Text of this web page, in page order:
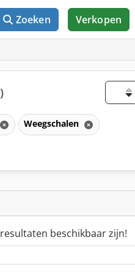
Zoeken Verkopen
Weegschalen
beschikbaar zijn!